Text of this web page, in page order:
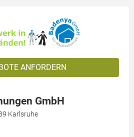
ANFORDERN
GmbH
Karlsruhe